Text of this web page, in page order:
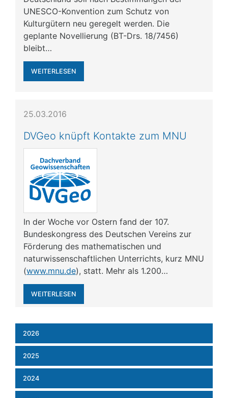
UNESCO-Konvention zum Schutz von
Kulturgütern neu geregelt werden. Die
geplante Novellierung (BT-Drs. 18/7456)
bleibt…
WEITERLESEN
25.03.2016
DVGeo knüpft Kontakte zum MNU
In der Woche vor Ostern fand der 107.
Bundeskongress des Deutschen Vereins zur
Förderung des mathematischen und
naturwissenschaftlichen Unterrichts, kurz MNU
(www.mnu.de), statt. Mehr als 1.200…
WEITERLESEN
2026
2025
2024